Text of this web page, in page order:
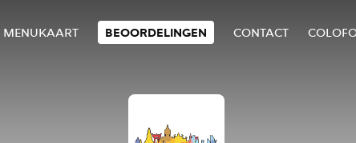
MENUKAART BEOORDELINGEN CONTACT